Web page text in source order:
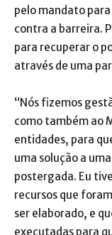
pelo mandato
contra a barreira.
para recuperar o
através de uma
“Nós fizemos
como também ao
entidades, para
uma solução a
postergada. Eu
recursos que
ser elaborado, e
executadas para